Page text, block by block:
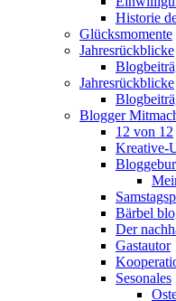
Historie
Glücksmomente
Jahresrückblicke
Jahresrückblicke
Blogger
12 von 12
Kreative-
Bärbel
Der
Gastautor
Sesonales